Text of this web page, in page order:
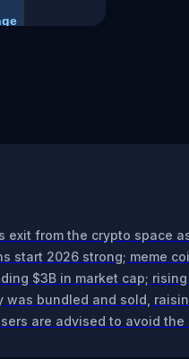
from the crypto space
start 2026 strong; meme
$3B in market cap;
was bundled and sold,
are advised to avoid